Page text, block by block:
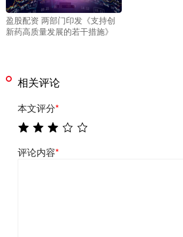
盈股配资 两部门印发《支持创
新药高质量发展的若干措施》
相关评论
本文评分*
评论内容*